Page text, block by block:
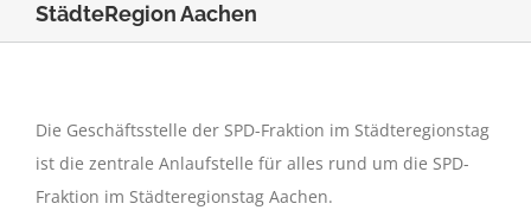
StädteRegion Aachen
Die Geschäftsstelle der SPD-Fraktion im Städteregionstag
ist die zentrale Anlaufstelle für alles rund um die SPD-
Fraktion im Städteregionstag Aachen.